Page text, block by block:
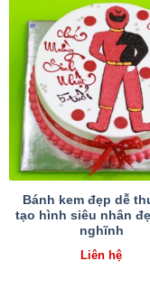
Bánh kem đẹp dễ
tạo hình siêu nhân
nghĩnh
Liên hệ